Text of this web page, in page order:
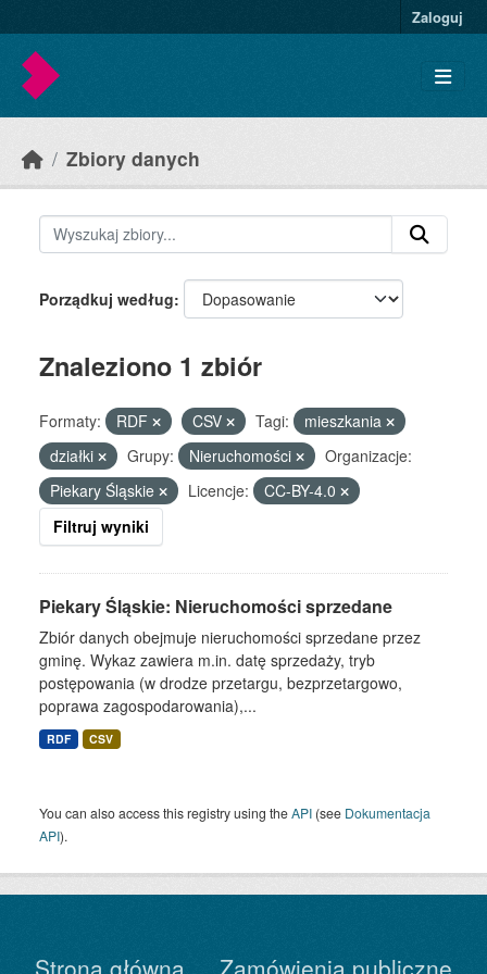
Zaloguj
Zbiory danych
Porządkuj według
Znaleziono 1 zbiór
Formaty: RDF CSV Tagi:
mieszkania
działki
Grupy: Nieruchomości
Organizacje:
Piekary Śląskie
Licencje:
CC-BY-4.0
Filtruj wyniki
Piekary Śląskie: Nieruchomości sprzedane
Zbiór danych obejmuje nieruchomości sprzedane przez
gminę. Wykaz zawiera m.in. datę sprzedaży, tryb
postępowania (w drodze przetargu, bezprzetargowo,
poprawa zagospodarowania),...
RDF CSV
You can also access this registry using theAPI (see Dokumentacja
API).
Strona główna Zamówienia publiczne